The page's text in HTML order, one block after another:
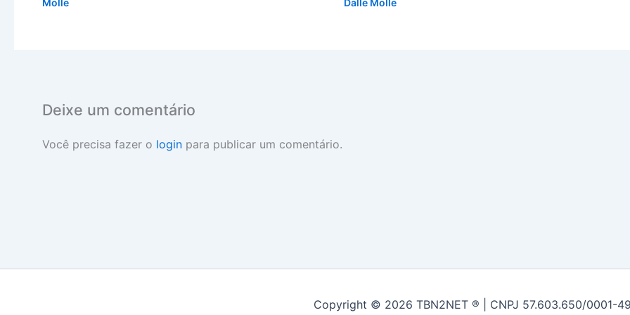
Molle Dalle Molle
Deixe um comentário
Você precisa fazer o login para publicar um comentário.
Copyright © 2026 TBN2NET ® | CNPJ 57.603.650/0001-